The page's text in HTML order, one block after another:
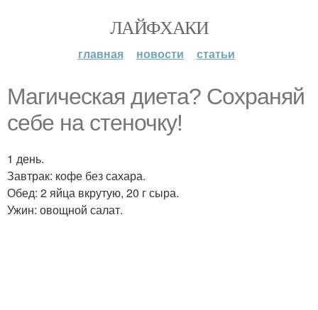
ЛАЙФХАКИ
главная новости статьи
Магическая диета? Сохраняй
себе на стеночку!
1 день.
Завтрак: кофе без сахара.
Обед: 2 яйца вкрутую, 20 г сыра.
Ужин: овощной салат.